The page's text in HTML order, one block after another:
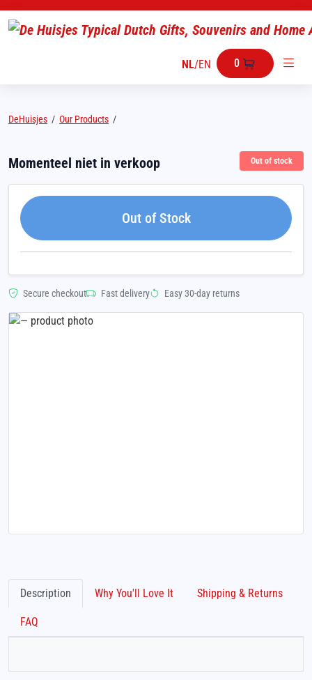
NL/EN 0
DeHuisjes / Our Products /
Momenteel niet in verkoop Out of stock
Out of Stock
Secure checkout Fast delivery Easy 30-day returns
Description Why You'll Love It Shipping & Returns
FAQ